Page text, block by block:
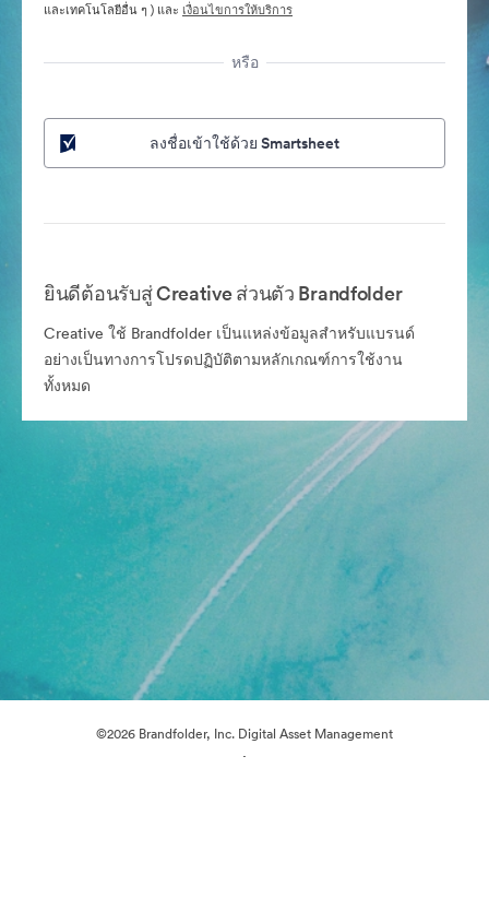
และเทคโนโลยีอื่น ๆ ) และ เงื่อนไขการให้บริการ
หรือ
ลงชื่อเข้าใช้ด้วย Smartsheet
ยินดีต้อนรับสู่ Creative ส่วนตัว Brandfolder
Creative ใช้ Brandfolder เป็นแหล่งข้อมูลสำหรับแบรนด์
อย่างเป็นทางการโปรดปฏิบัติตามหลักเกณฑ์การใช้งาน
ทั้งหมด
©2026 Brandfolder, Inc. Digital Asset Management
·